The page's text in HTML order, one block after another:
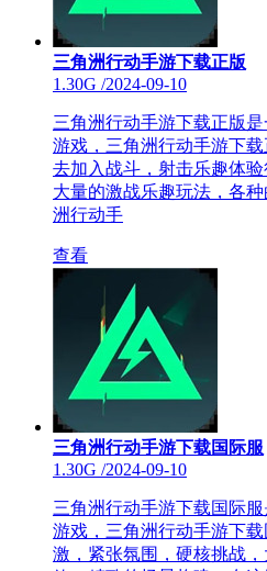
三角洲行动手游下载正版
1.30G /2024-09-10
三角洲行动手游下载正版
游戏，三角洲行动手游下
去加入战斗，射击乐趣体
大量的激战乐趣玩法，各
洲行动手
查看
三角洲行动手游下载国际服
1.30G /2024-09-10
三角洲行动手游下载国际
游戏，三角洲行动手游下
激，紧张氛围，硬核挑战